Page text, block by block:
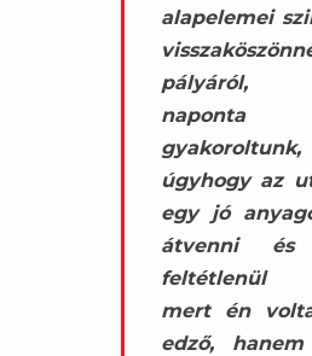
alapelemei
pályáról,
naponta
gyakoroltunk,
úgyhogy az
egy jó
átvenni és
feltétlenül
mert én
edző,